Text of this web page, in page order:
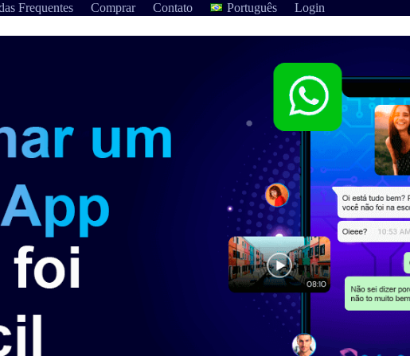
Frequentes Comprar Contato Português Login